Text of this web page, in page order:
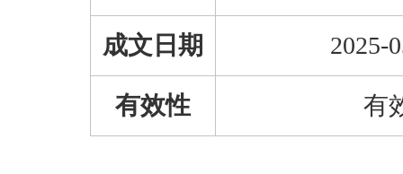
成文日期 2025-
有效性 有